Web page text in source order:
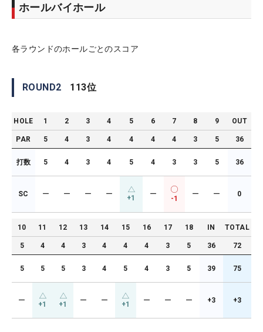
ホールバイホール
各ラウンドのホールごとのスコア
ROUND2 113位
HOLE 1 2 3 4 5 6 7 8 9 OUT
PAR 5 4 3 4 4 4 4 3 5 36
打数 5 4 3 4 5 4 3 3 5 36
SC ー ー ー ー +1 ー
-1
ー ー 0
10 11 12 13 14 15 16 17 18 IN TOTAL
5 4 4 3 4 4 4 3 5 36 72
5 5 5 3 4 5 4 3 5 39 75
ー +1 +1 ー ー +1 ー ー ー +3 +3